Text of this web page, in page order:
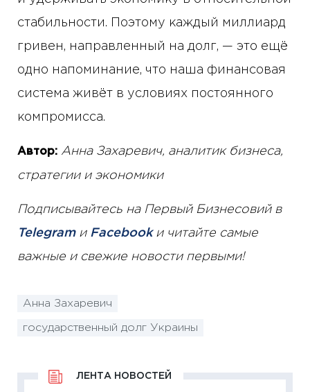
стабильности. Поэтому каждый миллиард
гривен, направленный на долг, — это ещё
одно напоминание, что наша финансовая
система живёт в условиях постоянного
компромисса.
Автор: Анна Захаревич, аналитик бизнеса,
стратегии и экономики
Подписывайтесь на Первый Бизнесовий в
Telegramи Facebookи читайте самые
важные и свежие новости первыми!
Анна Захаревич
государственный долг Украины
ЛЕНТА НОВОСТЕЙ